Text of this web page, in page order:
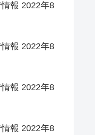
報 2022年8
報 2022年8
報 2022年8
報 2022年8